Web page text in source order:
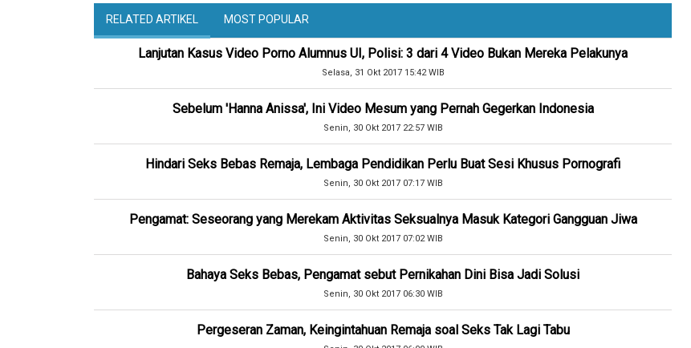
RELATED ARTIKEL MOST POPULAR
Lanjutan Kasus Video Porno Alumnus UI, Polisi: 3 dari 4 Video Bukan Mereka Pelakunya
Selasa, 31 Okt 2017 15:42 WIB
Sebelum 'Hanna Anissa', Ini Video Mesum yang Pernah Gegerkan Indonesia
Senin, 30 Okt 2017 22:57 WIB
Hindari Seks Bebas Remaja, Lembaga Pendidikan Perlu Buat Sesi Khusus Pornografi
Senin, 30 Okt 2017 07:17 WIB
Pengamat: Seseorang yang Merekam Aktivitas Seksualnya Masuk Kategori Gangguan Jiwa
Senin, 30 Okt 2017 07:02 WIB
Bahaya Seks Bebas, Pengamat sebut Pernikahan Dini Bisa Jadi Solusi
Senin, 30 Okt 2017 06:30 WIB
Pergeseran Zaman, Keingintahuan Remaja soal Seks Tak Lagi Tabu